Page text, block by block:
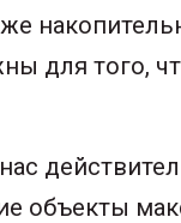
для того,
объекты